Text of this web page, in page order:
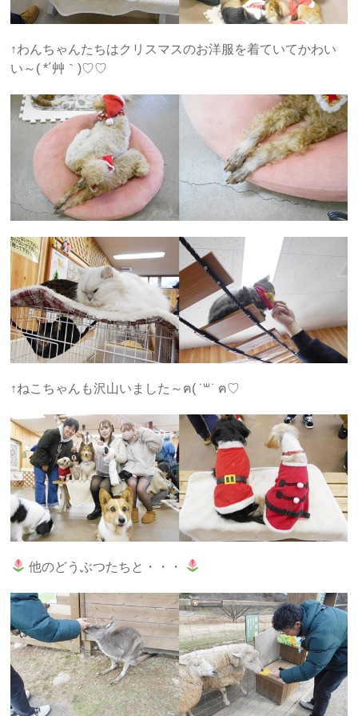
↑わんちゃんたちはクリスマスのお洋服を着ていてかわい
い～( *´艸｀)♡♡
↑ねこちゃんも沢山いました～ฅ( ˙꒳​˙ ฅ♡
他のどうぶつたちと・・・